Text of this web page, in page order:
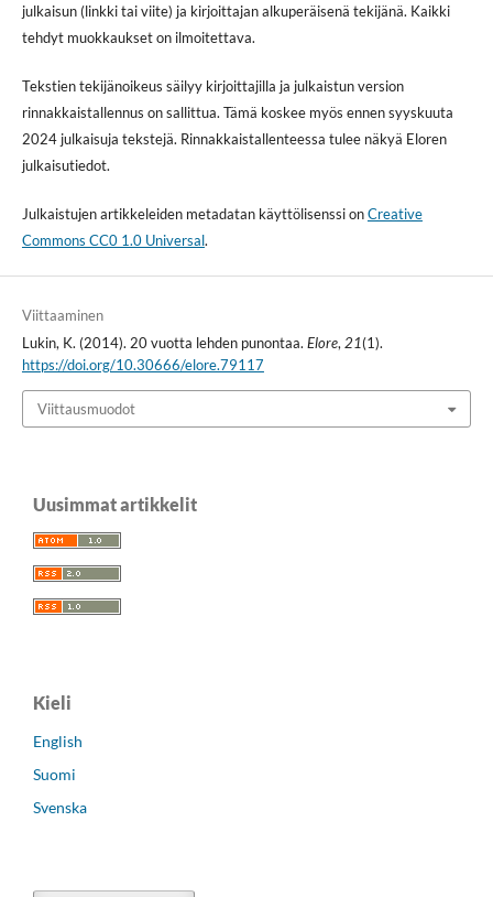
julkaisun (linkki tai viite) ja kirjoittajan alkuperäisenä tekijänä. Kaikki
tehdyt muokkaukset on ilmoitettava.
Tekstien tekijänoikeus säilyy kirjoittajilla ja julkaistun version
rinnakkaistallennus on sallittua. Tämä koskee myös ennen syyskuuta
2024 julkaisuja tekstejä. Rinnakkaistallenteessa tulee näkyä Eloren
julkaisutiedot.
Julkaistujen artikkeleiden metadatan käyttölisenssi onCreative
Commons CC0 1.0 Universal.
Viittaaminen
Lukin, K. (2014). 20 vuotta lehden punontaa. Elore, 21(1).
https://doi.org/10.30666/elore.79117
Viittausmuodot
Uusimmat artikkelit
Kieli
English
Suomi
Svenska